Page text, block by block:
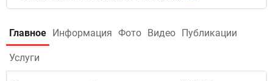
Главное Информация Фото Видео Публикации
Услуги